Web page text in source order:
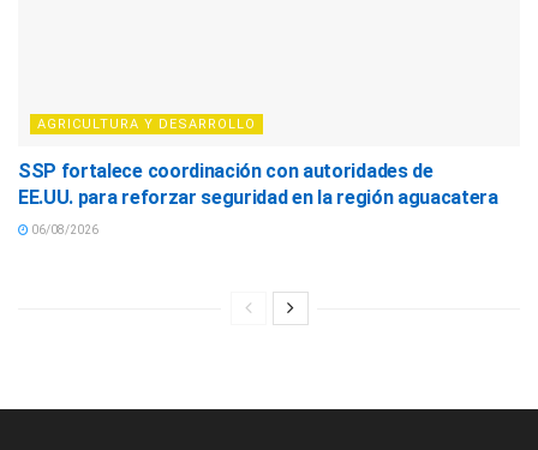
AGRICULTURA Y DESARROLLO
SSP fortalece coordinación con autoridades de
EE.UU. para reforzar seguridad en la región aguacatera
06/08/2026